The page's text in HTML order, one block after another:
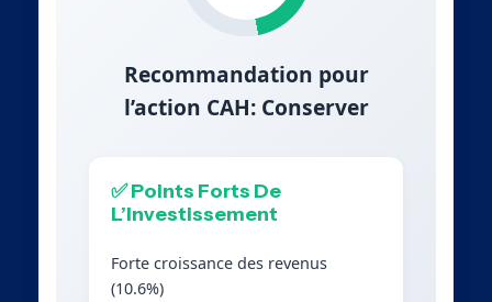
Recommandation pour
l’action CAH: Conserver
✅ Points Forts De
L’Investissement
Forte croissance des revenus
(10.6%)